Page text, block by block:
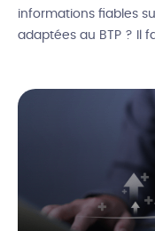
informations fiables
adaptées au BTP ? Il
interne vos